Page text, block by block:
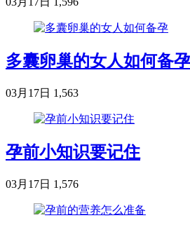
多囊卵巢的女人如何备孕
03月17日 1,563
孕前小知识要记住
03月17日 1,576